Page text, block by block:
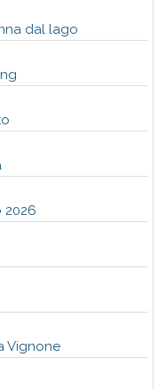
dal lago
2026
Vignone